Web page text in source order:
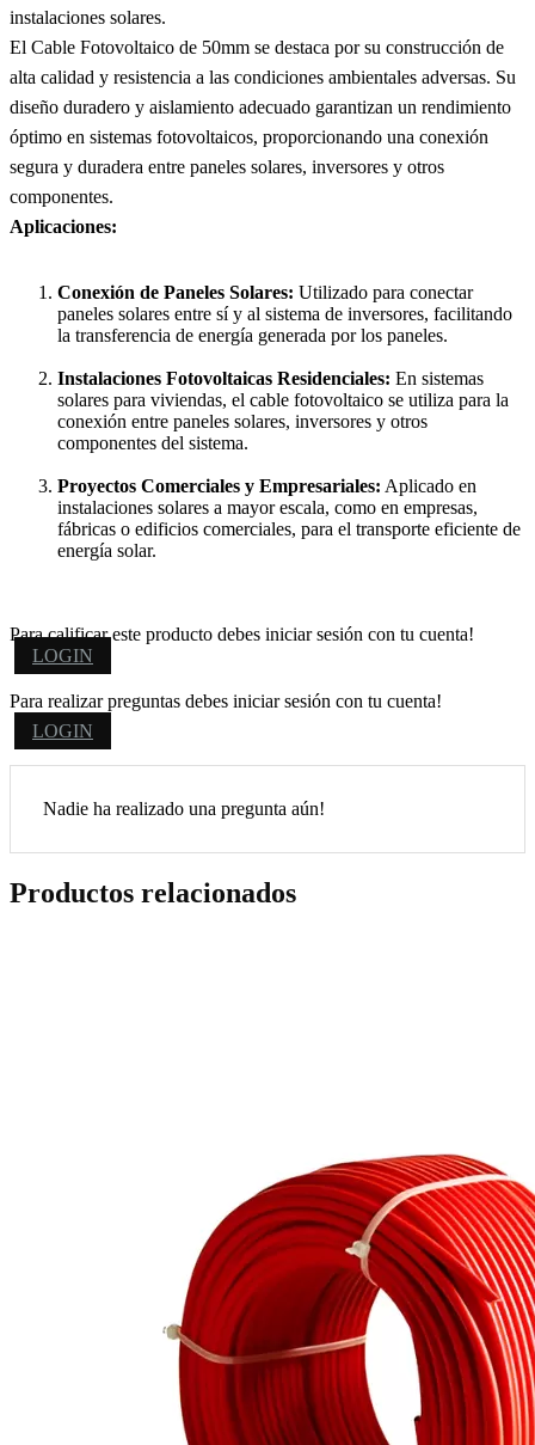
instalaciones solares.
El Cable Fotovoltaico de 50mm se destaca por su construcción de
alta calidad y resistencia a las condiciones ambientales adversas. Su
diseño duradero y aislamiento adecuado garantizan un rendimiento
óptimo en sistemas fotovoltaicos, proporcionando una conexión
segura y duradera entre paneles solares, inversores y otros
componentes.
Aplicaciones:
Conexión de Paneles Solares: Utilizado para conectar
paneles solares entre sí y al sistema de inversores, facilitando
la transferencia de energía generada por los paneles.
Instalaciones Fotovoltaicas Residenciales: En sistemas
solares para viviendas, el cable fotovoltaico se utiliza para la
conexión entre paneles solares, inversores y otros
componentes del sistema.
Proyectos Comerciales y Empresariales: Aplicado en
instalaciones solares a mayor escala, como en empresas,
fábricas o edificios comerciales, para el transporte eficiente de
energía solar.
Para calificar este producto debes iniciar sesión con tu cuenta!
LOGIN
Para realizar preguntas debes iniciar sesión con tu cuenta!
LOGIN
Nadie ha realizado una pregunta aún!
Productos relacionados